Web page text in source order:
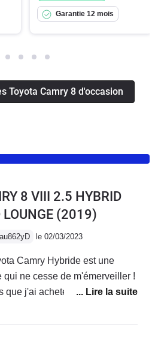
Garantie 12 mois
Toyota Camry 8 d'occasion
8 VIII 2.5 HYBRID
LOUNGE (2019)
le 02/03/2023
Camry Hybride est une
qui ne cesse de m'émerveiller !
que j'ai acheté cette voiture il y
de mon achat. En tant que